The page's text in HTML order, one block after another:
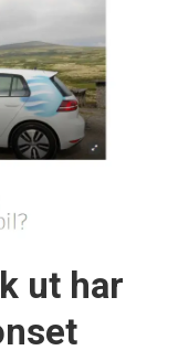
ut har